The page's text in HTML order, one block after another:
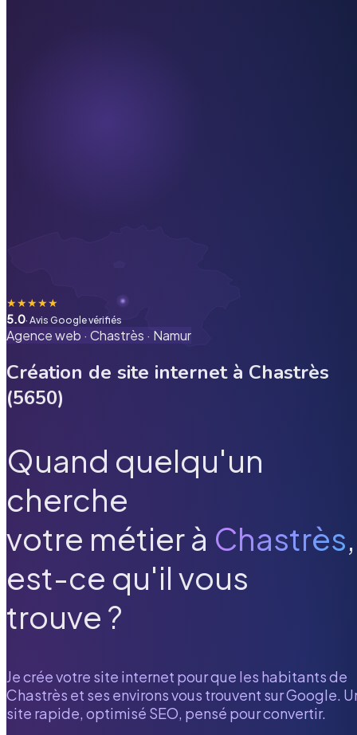
★★★★★
5.0· Avis Google vérifiés
Agence web · Chastrès · Namur
Création de site internet à Chastrès
(5650)
Quand quelqu'un
cherche
votre métier à Chastrès,
est-ce qu'il vous
trouve ?
Je crée votre site internet pour que les habitants de
Chastrès et ses environs vous trouvent sur Google.
site rapide, optimisé SEO, pensé pour convertir.